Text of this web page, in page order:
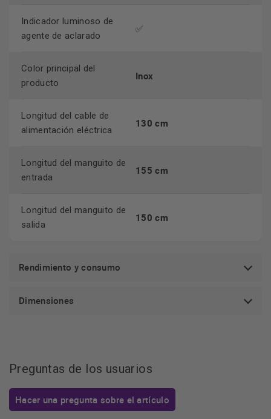
Indicador luminoso de
agente de aclarado
✅
Color principal del
producto
Inox
Longitud del cable de
alimentación eléctrica
130 cm
Longitud del manguito de
entrada
155 cm
Longitud del manguito de
salida
150 cm
Rendimiento y consumo
Dimensiones
Preguntas de los usuarios
Hacer una pregunta sobre el artículo